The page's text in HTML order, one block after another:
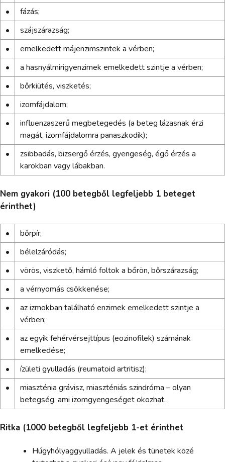
•
fázás;
•
szájszárazság;
•
emelkedett májenzimszintek a vérben;
•
a hasnyálmirigyenzimek emelkedett szintje a vérben;
•
bőrkiütés, viszketés;
•
izomfájdalom;
•
influenzaszerű megbetegedés (a beteg lázasnak érzi
magát, izomfájdalomra panaszkodik);
•
zsibbadás, bizsergő érzés, gyengeség, égő érzés a
karokban vagy lábakban.
Nem gyakori (100 betegből legfeljebb 1 beteget
érinthet)
•
bőrpír;
•
bélelzáródás;
•
vörös, viszkető, hámló foltok a bőrön, bőrszárazság;
•
a vérnyomás csökkenése;
•
az izmokban található enzimek emelkedett szintje a
vérben;
•
az egyik fehérvérsejttípus (eozinofilek) számának
emelkedése;
•
ízületi gyulladás (reumatoid artritisz);
•
miaszténia grávisz, miaszténiás szindróma – olyan
betegség, ami izomgyengeséget okozhat.
Ritka (1000 betegből legfeljebb 1-et érinthet
Húgyhólyaggyulladás. A jelek és tünetek közé